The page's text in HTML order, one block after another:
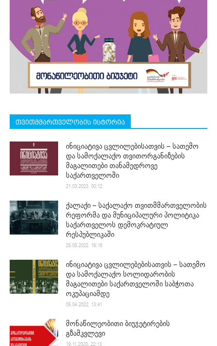
თვითმმართველობის ისტორია
ინიციატივა ცვლილებისათვის – სათემო
და სამოქალაქო თვითორგანიზების
მაგალითები თანამედროვე
საქართველოში
21.03.2023. 00:12
ქალაქი – საქალაქო თვითმმართველობის
რეფორმა და მუნიციპალური პოლიტიკა
საქართველოს დემოკრატიულ
რესპუბლიკაში
25.05.2022. 16:18
ინიციატივა ცვლილებებისათვის – სათემო
და სამოქალაქო სოლიდარობის
მაგალითები საქართველოში საბჭოთა
ოკუპაციამდე
05.04.2022. 13:41
მონაწილეობითი ბიუჯეტირების
გზამკვლევი
19.11.2020. 22:13